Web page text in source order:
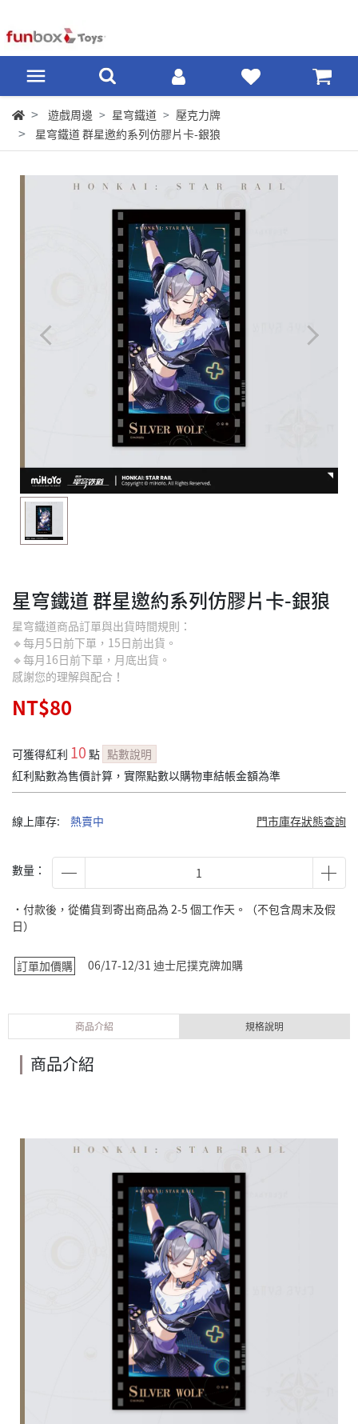
遊戲周邊 星穹鐵道
壓克力牌
星穹鐵道 群星邀約系列仿膠片卡-銀狼
星穹鐵道 群星邀約系列仿膠片卡-銀狼
星穹鐵道商品訂單與出貨時間規則：
🔹每月5日前下單，15日前出貨。
🔹每月16日前下單，月底出貨。
感謝您的理解與配合！
NT$80
可獲得紅利 10 點 點數說明
紅利點數為售價計算，實際點數以購物車結帳金額為準
線上庫存: 熱賣中 門市庫存狀態查詢
數量：
˙付款後，從備貨到寄出商品為 2-5 個工作天。（不包含周末及假
日）
訂單加價購 06/17-12/31 迪士尼撲克牌加購
商品介紹 規格說明
商品介紹